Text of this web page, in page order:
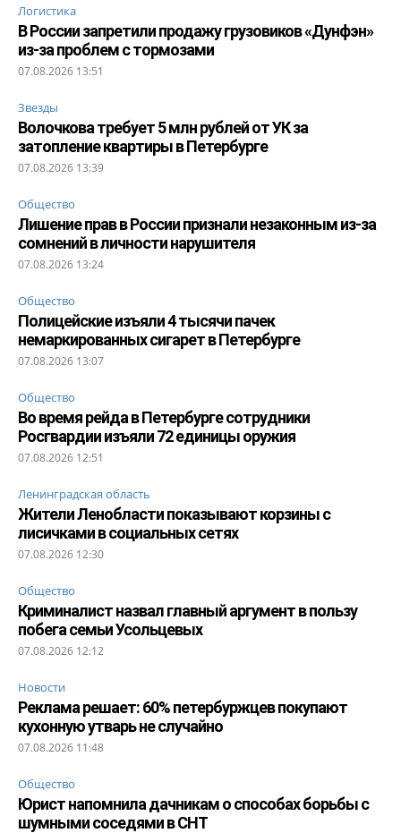
Логистика
В России запретили продажу грузовиков «Дунфэн»
из-за проблем с тормозами
07.08.2026 13:51
Звезды
Волочкова требует 5 млн рублей от УК за
затопление квартиры в Петербурге
07.08.2026 13:39
Общество
Лишение прав в России признали незаконным из-за
сомнений в личности нарушителя
07.08.2026 13:24
Общество
Полицейские изъяли 4 тысячи пачек
немаркированных сигарет в Петербурге
07.08.2026 13:07
Общество
Во время рейда в Петербурге сотрудники
Росгвардии изъяли 72 единицы оружия
07.08.2026 12:51
Ленинградская область
Жители Ленобласти показывают корзины с
лисичками в социальных сетях
07.08.2026 12:30
Общество
Криминалист назвал главный аргумент в пользу
побега семьи Усольцевых
07.08.2026 12:12
Новости
Реклама решает: 60% петербуржцев покупают
кухонную утварь не случайно
07.08.2026 11:48
Общество
Юрист напомнила дачникам о способах борьбы с
шумными соседями в СНТ